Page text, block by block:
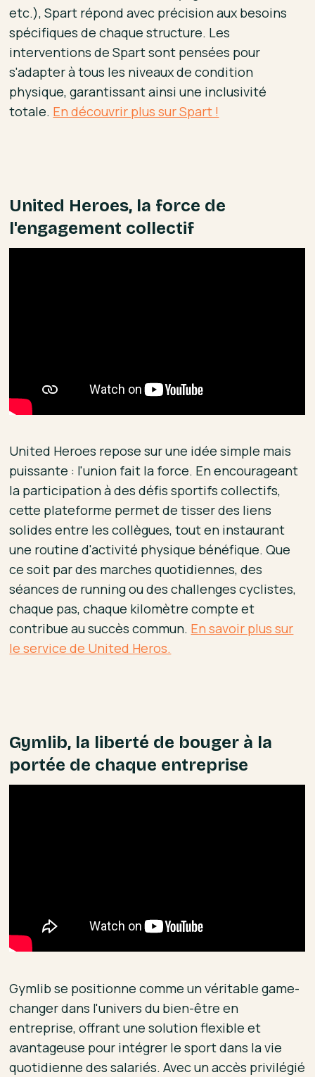
etc.), Spart répond avec précision aux besoins
spécifiques de chaque structure. Les
interventions de Spart sont pensées pour
s'adapter à tous les niveaux de condition
physique, garantissant ainsi une inclusivité
totale. En découvrir plus sur Spart !
United Heroes, la force de
l'engagement collectif
United Heroes repose sur une idée simple mais
puissante : l'union fait la force. En encourageant
la participation à des défis sportifs collectifs,
cette plateforme permet de tisser des liens
solides entre les collègues, tout en instaurant
une routine d'activité physique bénéfique. Que
ce soit par des marches quotidiennes, des
séances de running ou des challenges cyclistes,
chaque pas, chaque kilomètre compte et
contribue au succès commun. En savoir plus sur
le service de United Heros.
Gymlib, la liberté de bouger à la
portée de chaque entreprise
Gymlib se positionne comme un véritable game-
changer dans l'univers du bien-être en
entreprise, offrant une solution flexible et
avantageuse pour intégrer le sport dans la vie
quotidienne des salariés. Avec un accès privilégié